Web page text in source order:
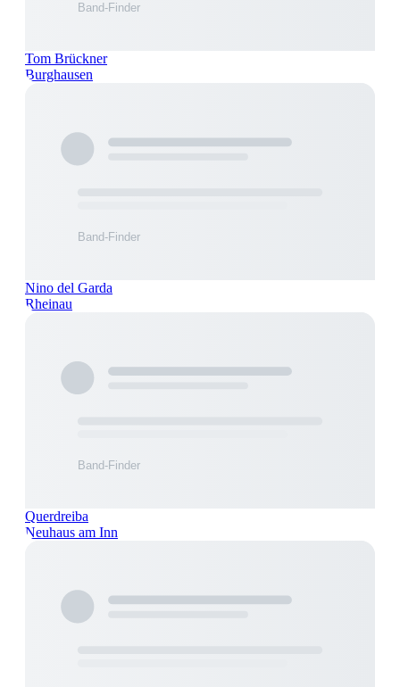
Tom Brückner
Burghausen
Nino del Garda
Rheinau
Querdreiba
Neuhaus am Inn